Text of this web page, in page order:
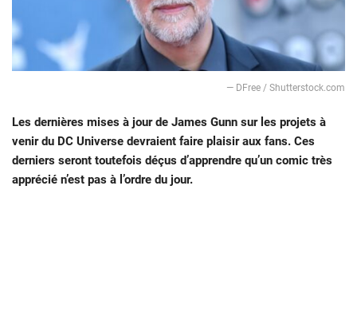
— DFree / Shutterstock.com
Les dernières mises à jour de James Gunn sur les projets à
venir du DC Universe devraient faire plaisir aux fans. Ces
derniers seront toutefois déçus d’apprendre qu’un comic très
apprécié n’est pas à l’ordre du jour.